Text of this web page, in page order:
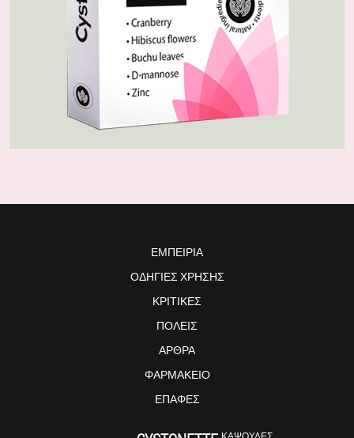
ΕΜΠΕΙΡΊΑ
ΟΔΗΓΊΕΣ ΧΡΉΣΗΣ
ΚΡΙΤΙΚΈΣ
ΠΌΛΕΙΣ
ΆΡΘΡΑ
ΦΑΡΜΑΚΕΊΟ
ΕΠΑΦΈΣ